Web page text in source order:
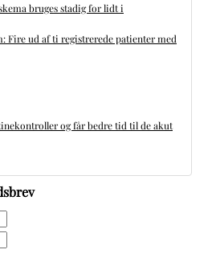
bruges stadig for lidt i
Fire ud af ti registrerede patienter med
og får bedre tid til de akut